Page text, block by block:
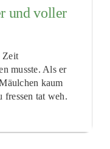
und voller
Zeit
musste. Als er
kaum
fressen tat weh.